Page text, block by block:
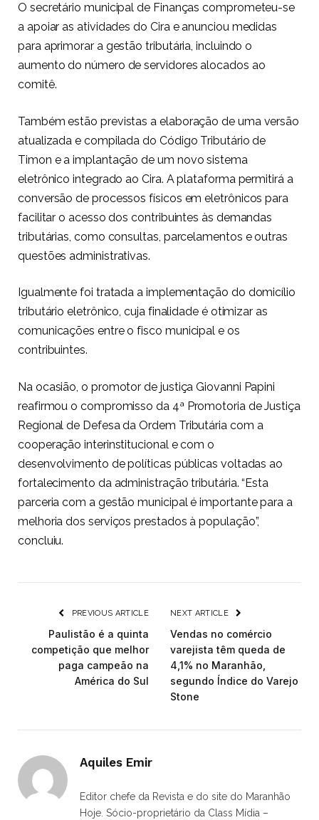
O secretário municipal de Finanças comprometeu-se
a apoiar as atividades do Cira e anunciou medidas
para aprimorar a gestão tributária, incluindo o
aumento do número de servidores alocados ao
comitê.
Também estão previstas a elaboração de uma versão
atualizada e compilada do Código Tributário de
Timon e a implantação de um novo sistema
eletrônico integrado ao Cira. A plataforma permitirá a
conversão de processos físicos em eletrônicos para
facilitar o acesso dos contribuintes às demandas
tributárias, como consultas, parcelamentos e outras
questões administrativas.
Igualmente foi tratada a implementação do domicílio
tributário eletrônico, cuja finalidade é otimizar as
comunicações entre o fisco municipal e os
contribuintes.
Na ocasião, o promotor de justiça Giovanni Papini
reafirmou o compromisso da 4ª Promotoria de Justiça
Regional de Defesa da Ordem Tributária com a
cooperação interinstitucional e com o
desenvolvimento de políticas públicas voltadas ao
fortalecimento da administração tributária. “Esta
parceria com a gestão municipal é importante para a
melhoria dos serviços prestados à população”,
concluiu.
PREVIOUS ARTICLE
Paulistão é a quinta
competição que melhor
paga campeão na
América do Sul
NEXT ARTICLE
Vendas no comércio
varejista têm queda de
4,1% no Maranhão,
segundo Índice do Varejo
Stone
Aquiles Emir
Editor chefe da Revista e do site do Maranhão
Hoje. Sócio-proprietário da Class Mídia –